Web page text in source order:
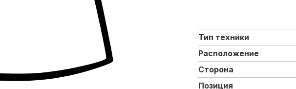
Тип техники
Расположение
Сторона
Позиция